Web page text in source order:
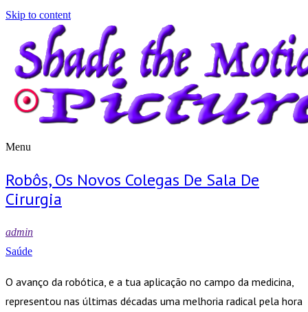
Skip to content
Menu
Robôs, Os Novos Colegas De Sala De
Cirurgia
admin
Saúde
O avanço da robótica, e a tua aplicação no campo da medicina,
representou nas últimas décadas uma melhoria radical pela hora